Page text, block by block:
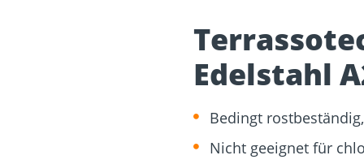
Schraubenfinder
Edelstahl
Bedingt
Nicht geeignet für